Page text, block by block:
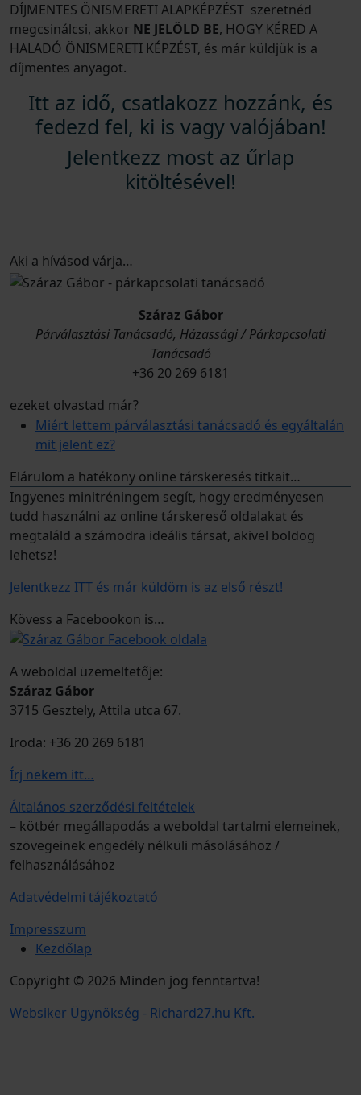
DÍJMENTES ÖNISMERETI ALAPKÉPZÉST szeretnéd
megcsinálcsi, akkor NE JELÖLD BE, HOGY KÉRED A
HALADÓ ÖNISMERETI KÉPZÉST, és már küldjük is a
díjmentes anyagot.
Itt az idő, csatlakozz hozzánk, és
fedezd fel, ki is vagy valójában!
Jelentkezz most az űrlap
kitöltésével!
Aki a hívásod várja…
Száraz Gábor
Párválasztási Tanácsadó, Házassági / Párkapcsolati
Tanácsadó
+36 20 269 6181
ezeket olvastad már?
Miért lettem párválasztási tanácsadó és egyáltalán
mit jelent ez?
Elárulom a hatékony online társkeresés titkait…
Ingyenes minitréningem segít, hogy eredményesen
tudd használni az online társkereső oldalakat és
megtaláld a számodra ideális társat, akivel boldog
lehetsz!
Jelentkezz ITT és már küldöm is az első részt!
Kövess a Facebookon is…
A weboldal üzemeltetője:
Száraz Gábor
3715 Gesztely, Attila utca 67.
Iroda: +36 20 269 6181
Írj nekem itt…
Általános szerződési feltételek
– kötbér megállapodás a weboldal tartalmi elemeinek,
szövegeinek engedély nélküli másolásához /
felhasználásához
Adatvédelmi tájékoztató
Impresszum
Kezdőlap
Copyright © 2026 Minden jog fenntartva!
Websiker Ügynökség - Richard27.hu Kft.